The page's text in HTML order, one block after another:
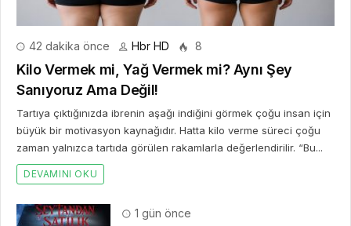
42 dakika önce Hbr HD 8
Kilo Vermek mi, Yağ Vermek mi? Aynı Şey
Sanıyoruz Ama Değil!
Tartıya çıktığınızda ibrenin aşağı indiğini görmek çoğu insan için
büyük bir motivasyon kaynağıdır. Hatta kilo verme süreci çoğu
zaman yalnızca tartıda görülen rakamlarla değerlendirilir. “Bu...
DEVAMINI OKU
1 gün önce